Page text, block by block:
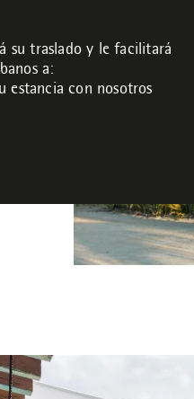
su traslado y le facilitará
a:
estancia con nosotros